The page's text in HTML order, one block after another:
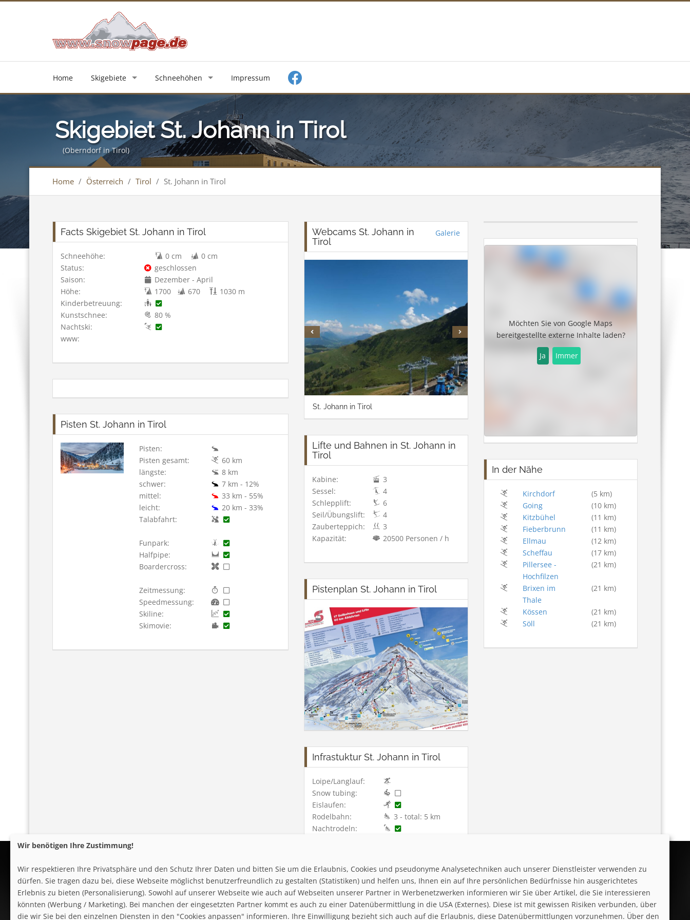
Home Skigebiete Schneehöhen Impressum
Skigebiet St. Johann in Tirol
(Oberndorf in Tirol)
Home / Österreich / Tirol / St. Johann in Tirol
Facts Skigebiet St. Johann in Tirol
Schneehöhe: 0 cm
0 cm
Status:
geschlossen
Saison:
Dezember - April
Höhe:
1700 670
1030 m
Kinderbetreuung:
Kunstschnee:
80 %
Nachtski:
www:
Pisten St. Johann in Tirol
Pisten:
Pisten gesamt:
60 km
längste:
8 km
schwer:
7 km - 12%
mittel:
33 km - 55%
leicht:
20 km - 33%
Talabfahrt:
Funpark:
Halfpipe:
Boardercross:
Zeitmessung:
Speedmessung:
Skiline:
Skimovie:
Webcams St. Johann in
Tirol
Galerie
St. Johann in Tirol
Lifte und Bahnen in St. Johann in
Tirol
Kabine:
3
Sessel:
4
Schlepplift:
6
Seil/Übungslift:
4
Zauberteppich:
3
Kapazität:
20500 Personen / h
Pistenplan St. Johann in Tirol
Infrastuktur St. Johann in Tirol
Loipe/Langlauf:
Snow tubing:
Eislaufen:
Rodelbahn:
3 - total: 5 km
Nachtrodeln:
Möchten Sie von Google Maps
bereitgestellte externe Inhalte laden?
Ja Immer
In der Nähe
Kirchdorf
(5 km)
Going
(10 km)
Kitzbühel
(11 km)
Fieberbrunn
(11 km)
Ellmau
(12 km)
Scheffau
(17 km)
Pillersee -
Hochfilzen
(21 km)
Brixen im
Thale
(21 km)
Kössen
(21 km)
Söll
(21 km)
follow us on facebook
Home
Wir benötigen Ihre Zustimmung!
Wir respektieren Ihre Privatsphäre und den Schutz Ihrer Daten und bitten Sie um die Erlaubnis, Cookies und pseudonyme Analysetechniken auch unserer Dienstleister verwenden zu
dürfen. Sie tragen dazu bei, diese Webseite möglichst benutzerfreundlich zu gestalten (Statistiken) und helfen uns, Ihnen ein auf Ihre persönlichen Bedürfnisse hin ausgerichtetes
Erlebnis zu bieten (Personalisierung). Sowohl auf unserer Webseite wie auch auf Webseiten unserer Partner in Werbenetzwerken informieren wir Sie über Artikel, die Sie interessieren
könnten (Werbung / Marketing). Bei manchen der eingesetzten Partner kommt es auch zu einer Datenübermittlung in die USA (Externes). Diese ist mit gewissen Risiken verbunden, über
die wir Sie bei den einzelnen Diensten in den "Cookies anpassen" informieren. Ihre Einwilligung bezieht sich auch auf die Erlaubnis, diese Datenübermittlungen vorzunehmen. Über den